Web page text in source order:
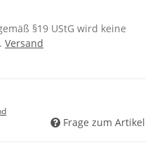
§19 UStG wird keine
Versand
Frage zum Artikel